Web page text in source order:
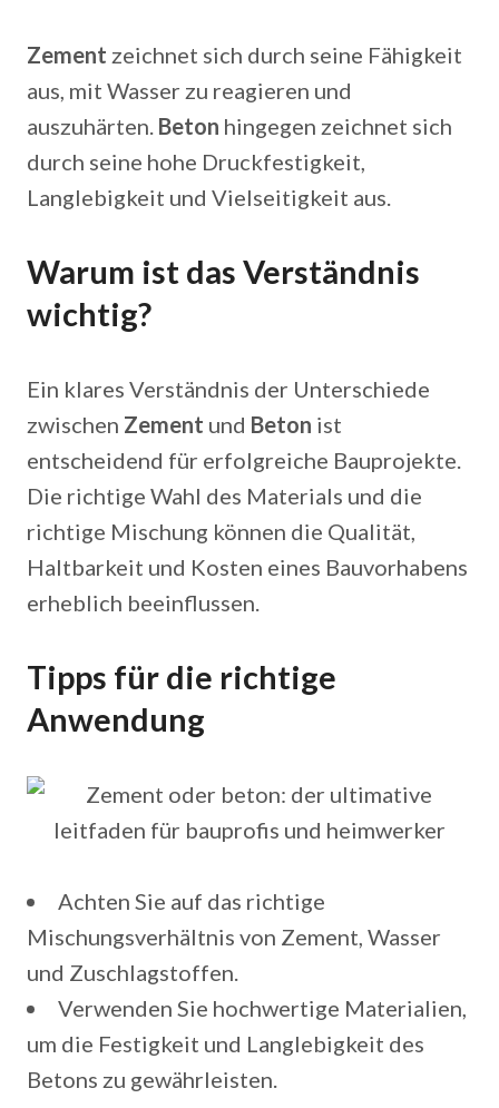
Zement zeichnet sich durch seine Fähigkeit
aus, mit Wasser zu reagieren und
auszuhärten. Beton hingegen zeichnet sich
durch seine hohe Druckfestigkeit,
Langlebigkeit und Vielseitigkeit aus.
Warum ist das Verständnis
wichtig?
Ein klares Verständnis der Unterschiede
zwischen Zement und Beton ist
entscheidend für erfolgreiche Bauprojekte.
Die richtige Wahl des Materials und die
richtige Mischung können die Qualität,
Haltbarkeit und Kosten eines Bauvorhabens
erheblich beeinflussen.
Tipps für die richtige
Anwendung
Achten Sie auf das richtige
Mischungsverhältnis von Zement, Wasser
und Zuschlagstoffen.
Verwenden Sie hochwertige Materialien,
um die Festigkeit und Langlebigkeit des
Betons zu gewährleisten.